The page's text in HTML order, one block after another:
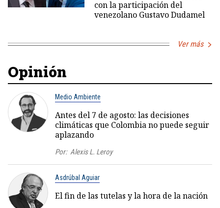
con la participación del
venezolano Gustavo Dudamel
Ver más
Opinión
Medio Ambiente
Antes del 7 de agosto: las decisiones
climáticas que Colombia no puede seguir
aplazando
Por: Alexis L. Leroy
Asdrúbal Aguiar
El fin de las tutelas y la hora de la nación